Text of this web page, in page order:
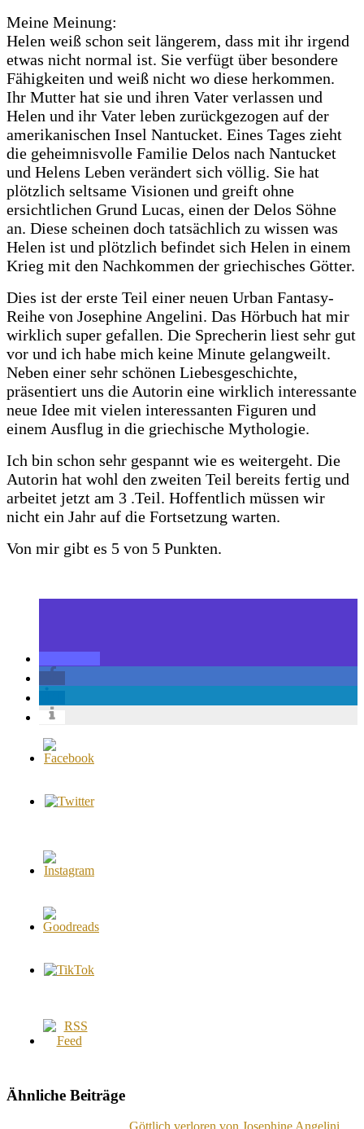
Meine Meinung:
Helen weiß schon seit längerem, dass mit ihr irgend
etwas nicht normal ist. Sie verfügt über besondere
Fähigkeiten und weiß nicht wo diese herkommen.
Ihr Mutter hat sie und ihren Vater verlassen und
Helen und ihr Vater leben zurückgezogen auf der
amerikanischen Insel Nantucket. Eines Tages zieht
die geheimnisvolle Familie Delos nach Nantucket
und Helens Leben verändert sich völlig. Sie hat
plötzlich seltsame Visionen und greift ohne
ersichtlichen Grund Lucas, einen der Delos Söhne
an. Diese scheinen doch tatsächlich zu wissen was
Helen ist und plötzlich befindet sich Helen in einem
Krieg mit den Nachkommen der griechisches Götter.
Dies ist der erste Teil einer neuen Urban Fantasy-
Reihe von Josephine Angelini. Das Hörbuch hat mir
wirklich super gefallen. Die Sprecherin liest sehr gut
vor und ich habe mich keine Minute gelangweilt.
Neben einer sehr schönen Liebesgeschichte,
präsentiert uns die Autorin eine wirklich interessante
neue Idee mit vielen interessanten Figuren und
einem Ausflug in die griechische Mythologie.
Ich bin schon sehr gespannt wie es weitergeht. Die
Autorin hat wohl den zweiten Teil bereits fertig und
arbeitet jetzt am 3 .Teil. Hoffentlich müssen wir
nicht ein Jahr auf die Fortsetzung warten.
Von mir gibt es 5 von 5 Punkten.
Ähnliche Beiträge